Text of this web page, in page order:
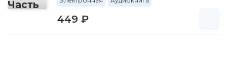
449 ₽